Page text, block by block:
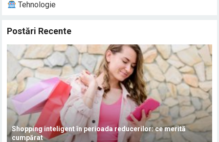
Tehnologie
Postări Recente
Shopping inteligent în perioada reducerilor: ce merită
cumpărat